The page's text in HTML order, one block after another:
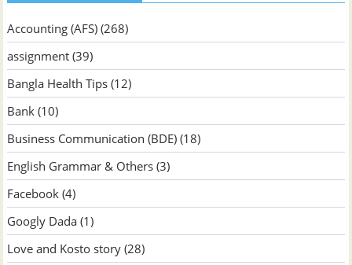
Accounting (AFS) (268)
assignment (39)
Bangla Health Tips (12)
Bank (10)
Business Communication (BDE) (18)
English Grammar & Others (3)
Facebook (4)
Googly Dada (1)
Love and Kosto story (28)